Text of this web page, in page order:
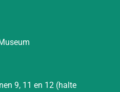
9, 11 en 12 (halte